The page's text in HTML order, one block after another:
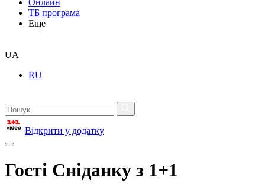
Онлайн
ТБ програма
Еще
UA
RU
Відкрити у додатку
Гості Сніданку з 1+1